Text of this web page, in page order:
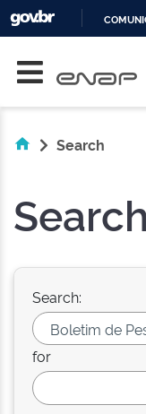
Search
Search
Search:
for